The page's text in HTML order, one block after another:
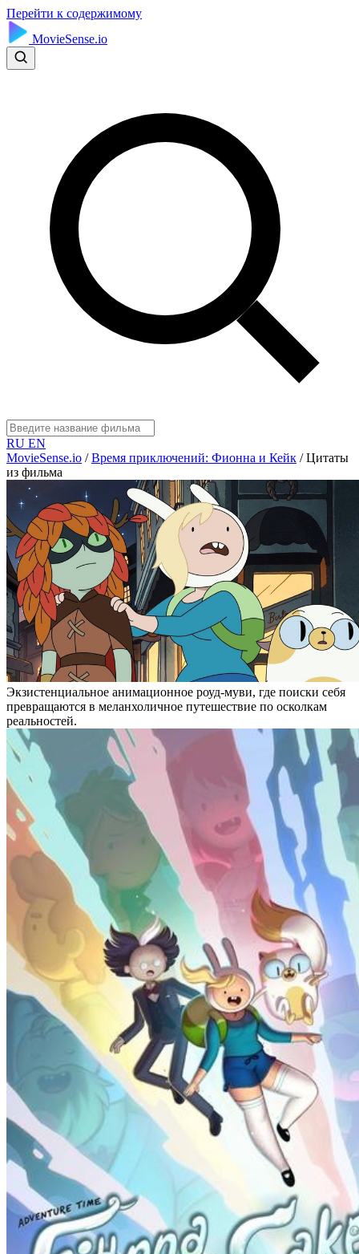
Перейти к содержимому
MovieSense.io
RU EN
MovieSense.io / Время приключений: Фионна и Кейк / Цитаты
из фильма
Экзистенциальное анимационное роуд-муви, где поиски себя
превращаются в меланхоличное путешествие по осколкам
реальностей.